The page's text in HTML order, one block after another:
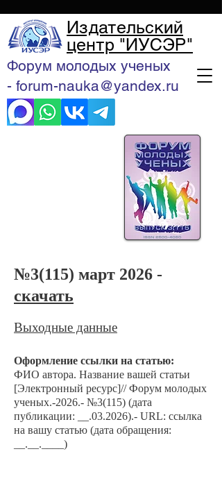
Издательский
центр "ИУСЭР"
Форум молодых ученых
- forum-nauka@yandex.ru
№3(115) март 2026 -
скачать
Выходные данные
Оформление ссылки на статью:
ФИО автора. Название вашей статьи
[Электронный ресурс]// Форум молодых
ученых.-2026.- №3(115) (дата
публикации: __.03.2026).- URL: ссылка
на вашу статью (дата обращения:
__.__.____)